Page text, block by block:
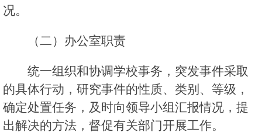
况。
（二）办公室职责
统一组织和协调学校事务，突发事件采取
的具体行动，研究事件的性质、类别、等级，
确定处置任务，及时向领导小组汇报情况，提
出解决的方法，督促有关部门开展工作。